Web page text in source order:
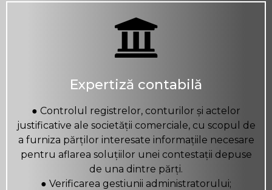
Expertiză contabilă
● Controlul registrelor, conturilor și actelor
justificative ale societății comerciale, cu scopul de
a furniza părților interesate informațiile necesare
pentru aflarea soluțiilor unei contestații depuse
de una dintre părți.
● Verificarea gestiunii administratorului;